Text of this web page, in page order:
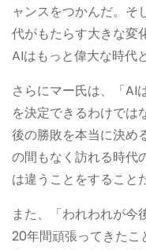
ャンスをつかんだ。そ
代がもたらす大きな変
AIはもっと偉大な時代
さらにマー氏は、「AI
を決定できるわけでは
後の勝敗を本当に決め
の間もなく訪れる時代
は違うことをすること
また、「われわれが今
20年間頑張ってきたこ